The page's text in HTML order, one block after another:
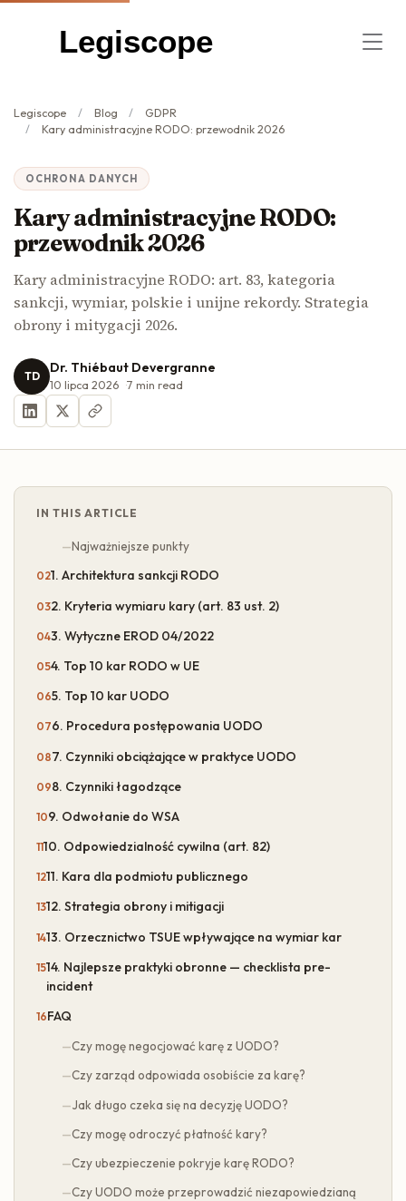
Legiscope
Legiscope Blog
GDPR
Kary administracyjne RODO: przewodnik 2026
OCHRONA DANYCH
Kary administracyjne RODO:
przewodnik 2026
Kary administracyjne RODO: art. 83, kategoria
sankcji, wymiar, polskie i unijne rekordy. Strategia
obrony i mitygacji 2026.
TD Dr. Thiébaut Devergranne
10 lipca 2026 7 min read
IN THIS ARTICLE
Najważniejsze punkty
1. Architektura sankcji RODO
2. Kryteria wymiaru kary (art. 83 ust. 2)
3. Wytyczne EROD 04/2022
4. Top 10 kar RODO w UE
5. Top 10 kar UODO
6. Procedura postępowania UODO
7. Czynniki obciążające w praktyce UODO
8. Czynniki łagodzące
9. Odwołanie do WSA
10. Odpowiedzialność cywilna (art. 82)
11. Kara dla podmiotu publicznego
12. Strategia obrony i mitigacji
13. Orzecznictwo TSUE wpływające na wymiar kar
14. Najlepsze praktyki obronne — checklista pre-
incident
FAQ
Czy mogę negocjować karę z UODO?
Czy zarząd odpowiada osobiście za karę?
Jak długo czeka się na decyzję UODO?
Czy mogę odroczyć płatność kary?
Czy ubezpieczenie pokryje karę RODO?
Czy UODO może przeprowadzić niezapowiedzianą